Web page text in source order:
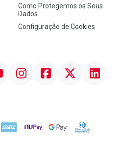
Como Protegemos os Seus
Dados
Configuração de Cookies
InstagramFacebookTwitter Linkedin
AMEX NuPay Google PayDiners Club